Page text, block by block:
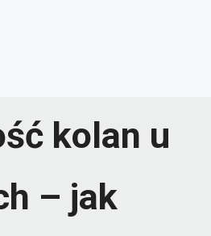
kolan u
– jak